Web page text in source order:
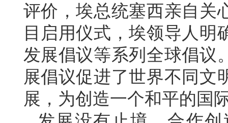
评价，埃总统塞西亲自关
目启用仪式，埃领导人明
发展倡议等系列全球倡议
展倡议促进了世界不同文
展，为创造一个和平的国